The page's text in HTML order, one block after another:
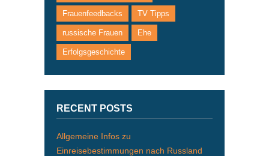
Frauenfeedbacks TV Tipps
russische Frauen Ehe
Erfolgsgeschichte
RECENT POSTS
Allgemeine Infos zu
Einreisebestimmungen nach Russland